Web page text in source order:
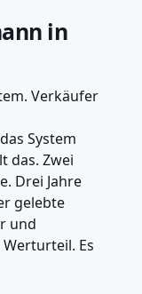
in
Verkäufer
System
das. Zwei
Drei Jahre
gelebte
und
Es